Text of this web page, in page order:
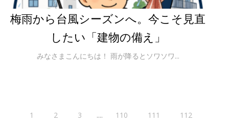
梅雨から台風シーズンへ。今こそ見直
したい「建物の備え」
みなさまこんにちは！ 雨が降るとソワソワ...
1 2 3 .... 110 111 112